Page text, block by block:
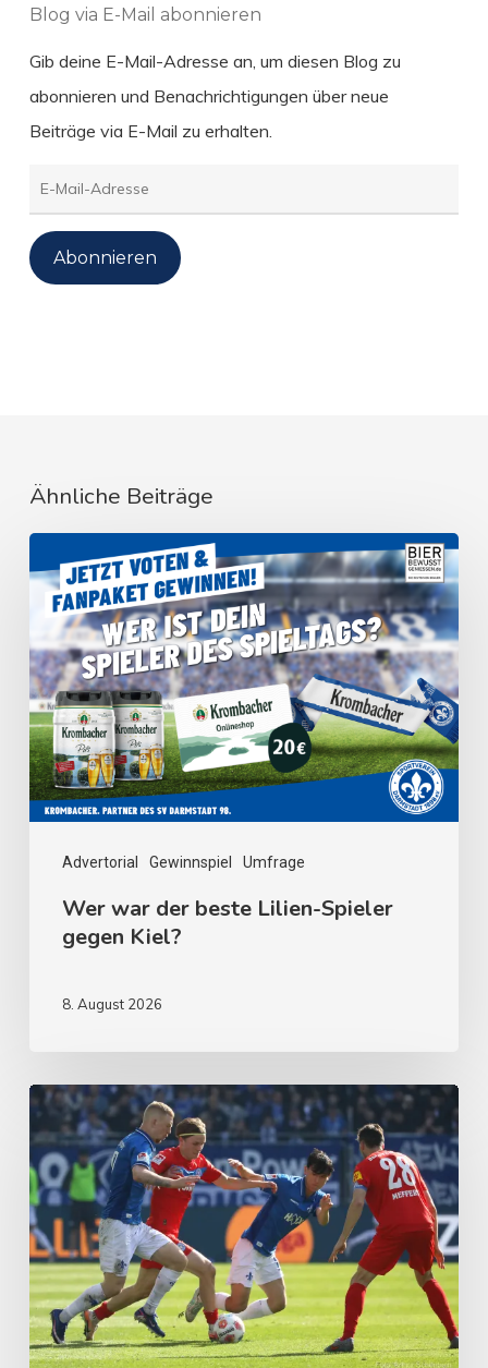
Blog via E-Mail abonnieren
Gib deine E-Mail-Adresse an, um diesen Blog zu
abonnieren und Benachrichtigungen über neue
Beiträge via E-Mail zu erhalten.
E-
Mail-
Adresse
Abonnieren
Ähnliche Beiträge
Advertorial Gewinnspiel Umfrage
Wer war der beste Lilien-Spieler
gegen Kiel?
8. August 2026